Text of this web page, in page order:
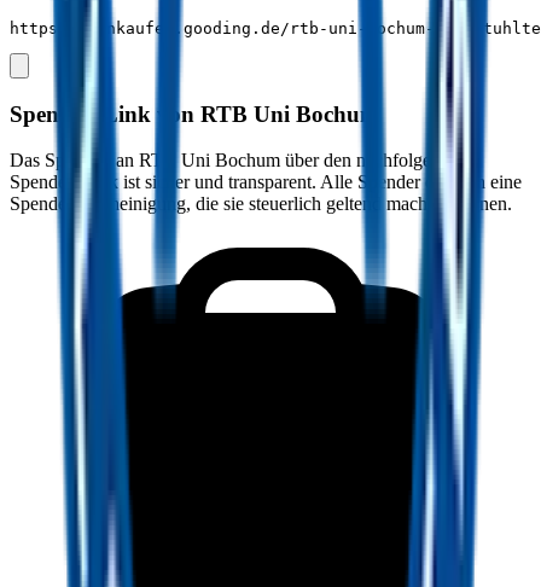
https://einkaufen.gooding.de/rtb-uni-bochum-
Spenden-Link von RTB Uni Bochum
Das Spenden an RTB Uni Bochum über den nachfolgenden
Spenden-Link ist sicher und transparent. Alle Spender erhalten eine
Spendenbescheinigung, die sie steuerlich geltend machen können.